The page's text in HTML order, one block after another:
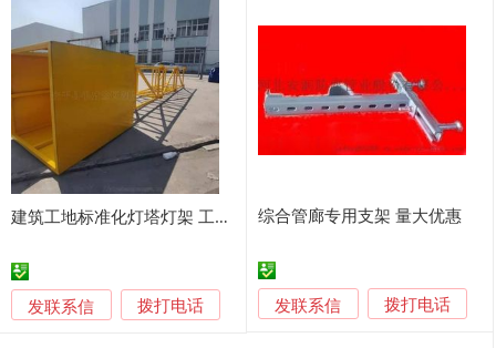
建筑工地标准化灯塔灯架 工程用探照灯灯架
发联系信 拨打电话
综合管廊专用支架 量大优惠
发联系信 拨打电话